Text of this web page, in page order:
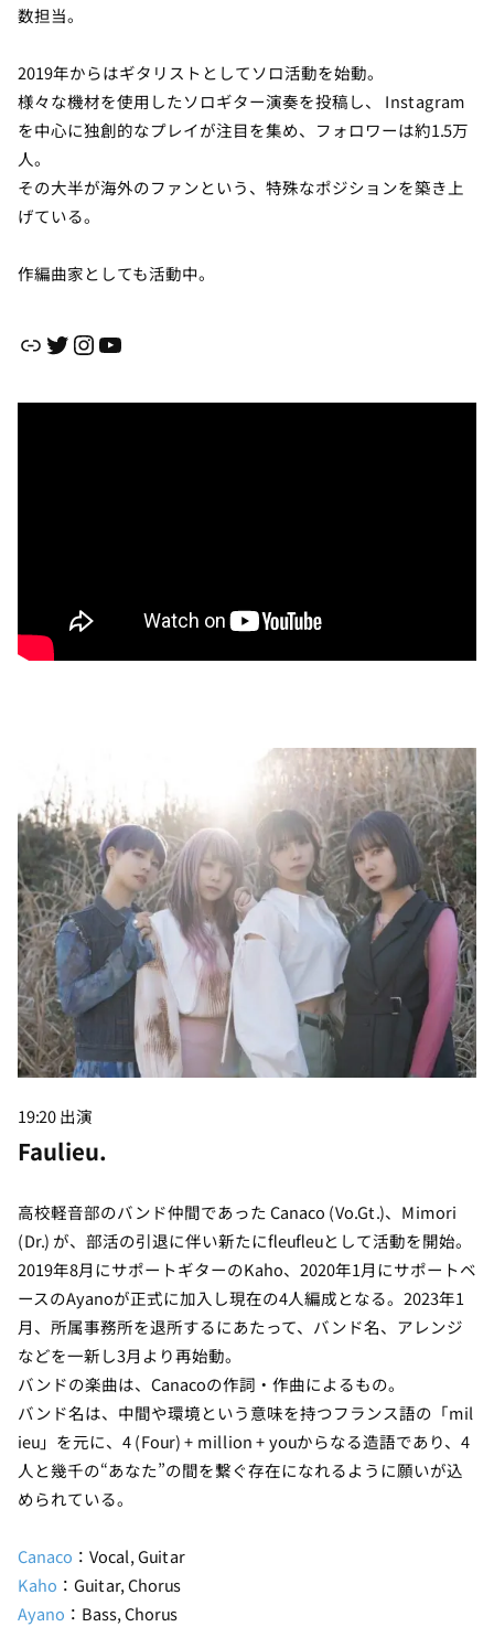
数担当。
2019年からはギタリストとしてソロ活動を始動。
様々な機材を使用したソロギター演奏を投稿し、 Instagram
を中心に独創的なプレイが注目を集め、フォロワーは約1.5万
人。
その大半が海外のファンという、特殊なポジションを築き上
げている。
作編曲家としても活動中。
リンクTwitter InstagramYouTube
19:20 出演
Faulieu.
高校軽音部のバンド仲間であった Canaco (Vo.Gt.)、Mimori
(Dr.) が、部活の引退に伴い新たにfleufleuとして活動を開始。
2019年8月にサポートギターのKaho、2020年1月にサポートベ
ースのAyanoが正式に加入し現在の4人編成となる。2023年1
月、所属事務所を退所するにあたって、バンド名、アレンジ
などを一新し3月より再始動。
バンドの楽曲は、Canacoの作詞・作曲によるもの。
バンド名は、中間や環境という意味を持つフランス語の「mil
ieu」を元に、4 (Four) + million + youからなる造語であり、4
人と幾千の“あなた”の間を繋ぐ存在になれるように願いが込
められている。
Canaco ：Vocal, Guitar
Kaho ：Guitar, Chorus
Ayano ：Bass, Chorus